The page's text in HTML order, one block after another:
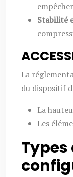
Stabilité
La
du dispositif
La
Les